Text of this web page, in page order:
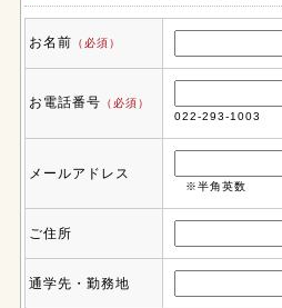
お名前 （必須）
お電話番号 （必須）
022-293-1003
メールアドレス
※半角英数
ご住所
通学先・勤務地